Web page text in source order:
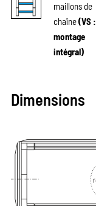
maillons de
chaîne(VS :
montage
intégral)
Dimensions